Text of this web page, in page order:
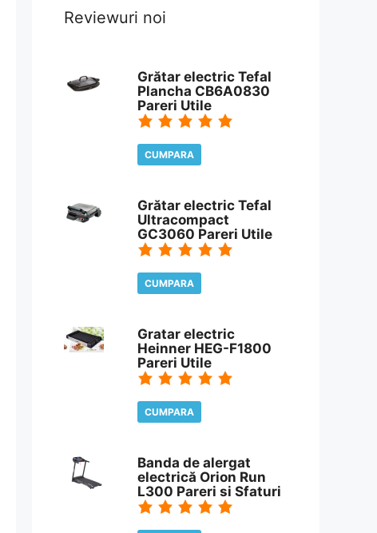
Reviewuri noi
Grătar electric Tefal
Plancha CB6A0830
Pareri Utile
CUMPARA
Grătar electric Tefal
Ultracompact
GC3060 Pareri Utile
CUMPARA
Gratar electric
Heinner HEG-F1800
Pareri Utile
CUMPARA
Banda de alergat
electrică Orion Run
L300 Pareri si Sfaturi